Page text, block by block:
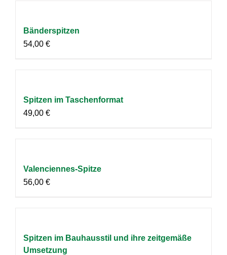
Bänderspitzen
54,00 €
Spitzen im Taschenformat
49,00 €
Valenciennes-Spitze
56,00 €
Spitzen im Bauhausstil und ihre zeitgemäße
Umsetzung